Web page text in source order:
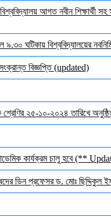
আগত নবীন শিক্ষার্থী সহ
ঘটিকায় বিশ্ববিদ্যালয়ের
বিজ্ঞপ্তি (updated)
শ্রেণির ২৫-১০-২০২৪ তারিখে
কার্যক্রম চালু হবে (**
ডিন প্রফেসর ড. মোঃ ছিদ্দিকুল